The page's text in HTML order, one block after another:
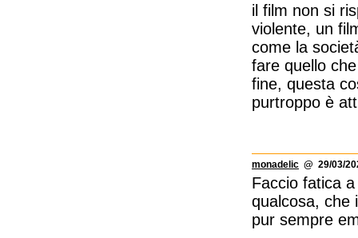
il film non si
violente, un
come la
fare quello
fine, questa
purtroppo è
monadelic @ 29/03/
Faccio fatica
qualcosa, che
pur sempre